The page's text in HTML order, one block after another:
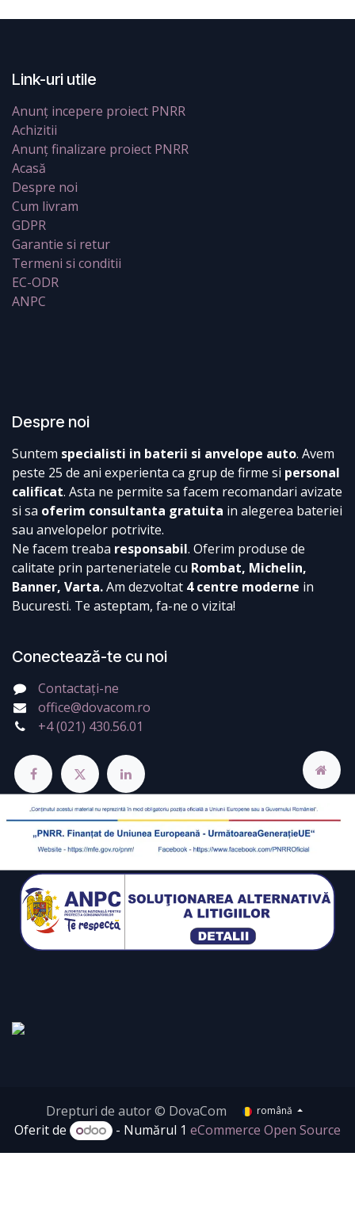
Link-uri utile
Anunț incepere proiect PNRR
Achizitii
Anunț finalizare proiect PNRR
Acasă
Despre noi
Cum livram
GDPR
Garantie si retur
Termeni si conditii
EC-ODR
ANPC
Despre noi
Suntem specialisti in baterii si anvelope auto. Avem
peste 25 de ani experienta ca grup de firme si personal
calificat. Asta ne permite sa facem recomandari avizate
si sa oferim consultanta gratuita in alegerea bateriei
sau anvelopelor potrivite.
Ne facem treaba responsabil. Oferim produse de
calitate prin parteneriatele cu Rombat, Michelin,
Banner, Varta.Am dezvoltat 4 centre moderne in
Bucuresti. Te asteptam, fa-ne o vizita!
Conectează-te cu noi
Contactați-ne
office@dovacom.ro
+4 (021) 430.56.01
Drepturi de autor © DovaCom română
Oferit de - Numărul 1eCommerce Open Source